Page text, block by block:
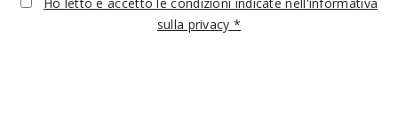
sulla privacy *